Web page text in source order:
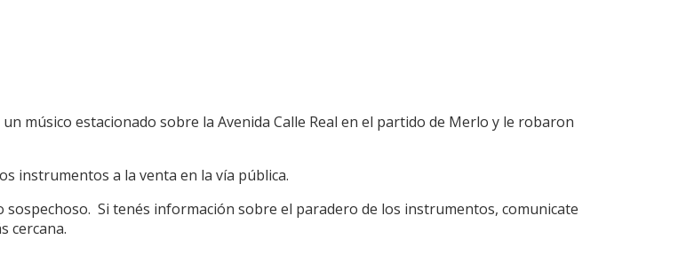
músico estacionado sobre la Avenida Calle Real en el partido de Merlo y le robaron
instrumentos a la venta en la vía pública.
Si tenés información sobre el paradero de los instrumentos, comunicate
cercana.